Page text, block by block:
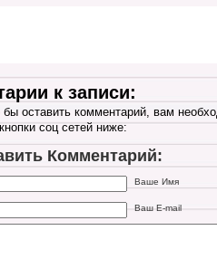
к записи:
бы оставить комментарий, вам
соц сетей ниже:
Комментарий:
Ваше Имя
Ваш E-mail